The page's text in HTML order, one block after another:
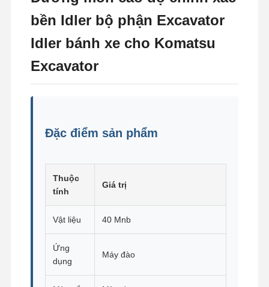
bền Idler bộ phận Excavator
Idler bánh xe cho Komatsu
Excavator
Đặc điểm sản phẩm
Thuộc
tính
Giá trị
Vật liệu 40 Mnb
Ứng
dụng
Máy đào